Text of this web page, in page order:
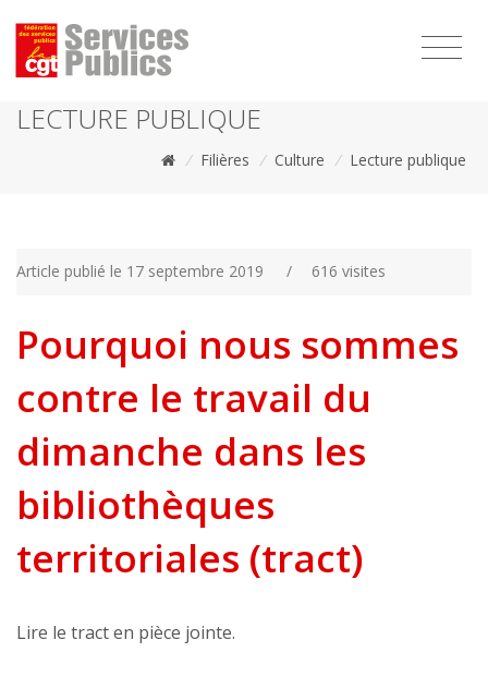
LECTURE PUBLIQUE
/ Filières / Culture / Lecture publique
Article publié le 17 septembre 2019 / 616 visites
Pourquoi nous sommes
contre le travail du
dimanche dans les
bibliothèques
territoriales (tract)
Lire le tract en pièce jointe.